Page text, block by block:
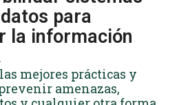
para
la información
mejores prácticas y
amenazas,